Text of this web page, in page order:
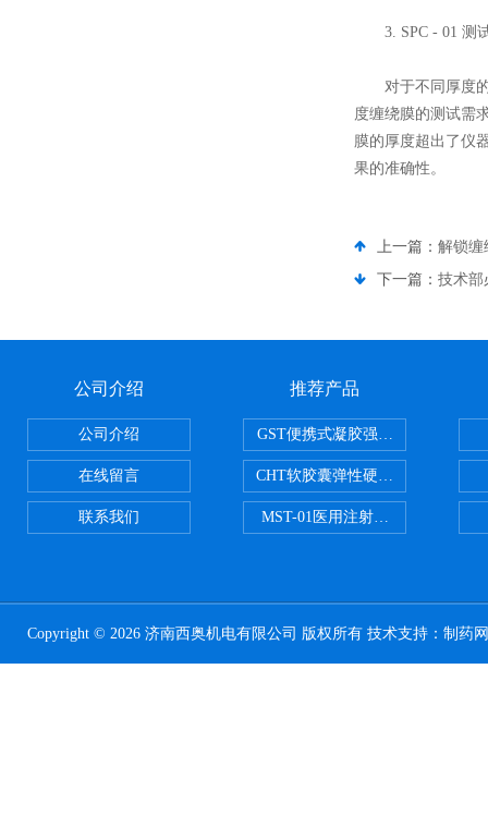
3. SPC - 01 测试
对于不同厚度的
度缠绕膜的测试需
膜的厚度超出了仪
果的准确性。
上一篇： 解锁缠
下一篇： 技术部
公司介绍
公司介绍
在线留言
联系我们
推荐产品
GST便携式凝胶强度测定仪
CHT软胶囊弹性硬度测试仪
MST-01医用注射器测试仪
Copyright © 2026 济南西奥机电有限公司 版权所有 技术支持： 制药网